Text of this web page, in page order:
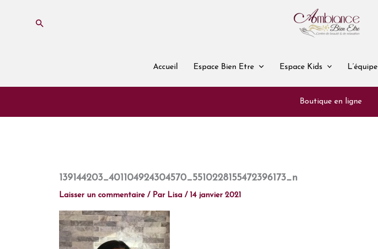
Rechercher
Accueil Espace Bien Etre Espace Kids L’équipe
Boutique en ligne
139144203_401104924304570_5510228155472396173_n
Laisser un commentaire / Par Lisa / 14 janvier 2021